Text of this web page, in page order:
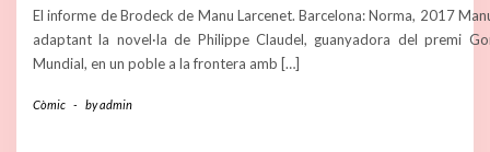
El informe de Brodeck de Manu Larcenet. Barcelona: Norma, 2017
adaptant la novel·la de Philippe Claudel, guanyadora del premi
Mundial, en un poble a la frontera amb […]
Còmic - byadmin